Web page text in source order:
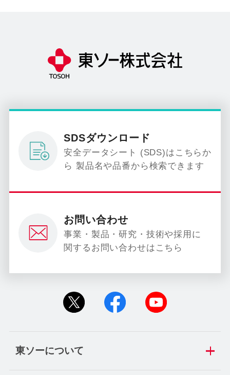
SDSダウンロード
安全データシート (SDS)はこちらか
ら 製品名や品番から検索できます
お問い合わせ
事業・製品・研究・技術や採用に
関するお問い合わせはこちら
東ソーについて